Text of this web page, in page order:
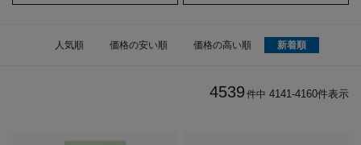
人気順 価格の安い順 価格の高い順 新着順
4539 件中 4141-4160件表示